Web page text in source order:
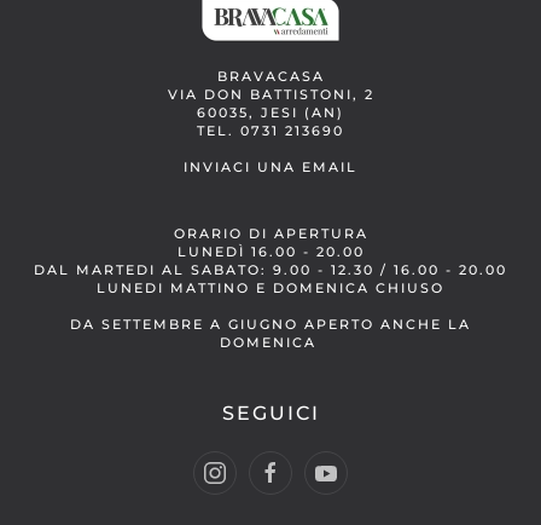
BRAVACASA
VIA DON BATTISTONI, 2
60035, JESI (AN)
TEL. 0731 213690
INVIACI UNA EMAIL
ORARIO DI APERTURA
LUNEDÌ 16.00 - 20.00
DAL MARTEDI AL SABATO: 9.00 - 12.30 / 16.00 - 20.00
LUNEDI MATTINO E DOMENICA CHIUSO
DA SETTEMBRE A GIUGNO APERTO ANCHE LA
DOMENICA
SEGUICI